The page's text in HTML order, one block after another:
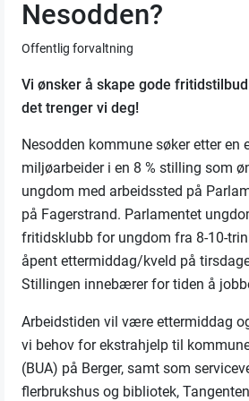
Nesodden?
Offentlig forvaltning
Vi ønsker å skape gode
det trenger vi deg!
Nesodden kommune søker etter en
miljøarbeider i en 8 % stilling som
ungdom med arbeidssted på
på Fagerstrand. Parlamentet
fritidsklubb for ungdom fra 8-10-
åpent ettermiddag/kveld på
Stillingen innebærer for tiden å
Arbeidstiden vil være ettermiddag
vi behov for ekstrahjelp til
(BUA) på Berger, samt som
flerbrukshus og bibliotek,